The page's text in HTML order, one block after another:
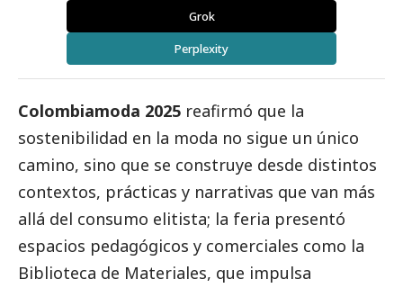
Grok
Perplexity
Colombiamoda 2025 reafirmó que la
sostenibilidad en la moda no sigue un único
camino, sino que se construye desde distintos
contextos, prácticas y narrativas que van más
allá del consumo elitista; la feria presentó
espacios pedagógicos y comerciales como la
Biblioteca de Materiales, que impulsa